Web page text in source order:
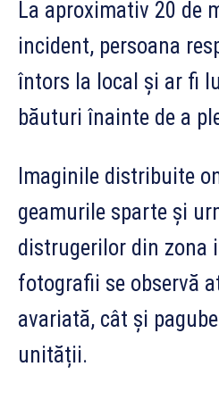
La aproximativ 20 de
incident, persoana
întors la local și ar fi
băuturi înainte de a
Imaginile distribuite
geamurile sparte și
distrugerilor din zona
fotografii se observă
avariată, cât și
unității.